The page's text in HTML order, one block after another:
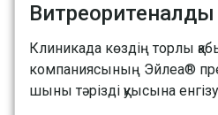
Витреоритеналды
Клиникада көздің торлы
компаниясының Эйлеа®
шыны тәрізді қуысына